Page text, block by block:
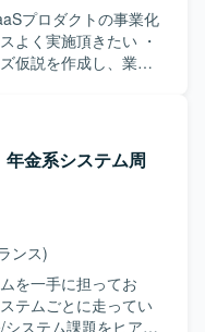
プロダクトの事業化
よく実施頂きたい ・
仮説を作成し、業務
プレゼン能力必要）
定期的な事業計画見
年金系システム周
ンス)
を一手に担ってお
テムごとに走ってい
ステム課題をヒアリ